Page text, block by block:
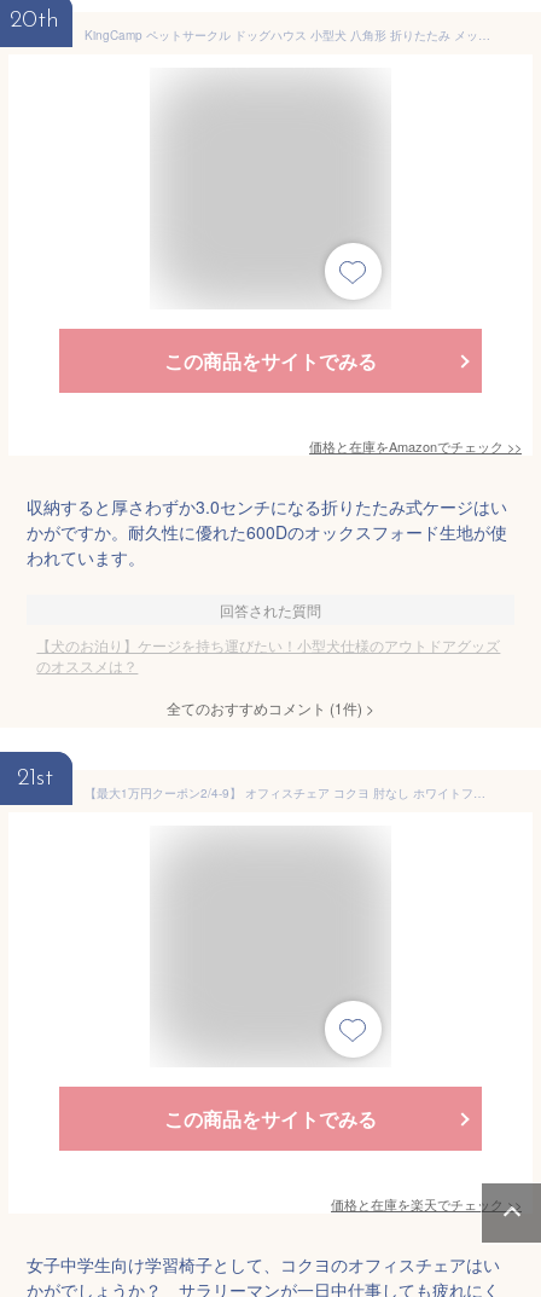
20th
KingCamp ペットサークル ドッグハウス 小型犬 八角形 折りたたみ メッシュサークル 猫 犬 兼用 プレイサークル ペットケージ 軽量 持ち運び 室内 アウトドア キャンプ お出かけ用品 幅広74 cm 高43 cm S
この商品をサイトでみる
価格と在庫をAmazonでチェック >>
収納すると厚さわずか3.0センチになる折りたたみ式ケージはい
かがですか。耐久性に優れた600Dのオックスフォード生地が使
われています。
回答された質問
【犬のお泊り】ケージを持ち運びたい！小型犬仕様のアウトドアグッズ
のオススメは？
全てのおすすめコメント (1件) >
21st
【最大1万円クーポン2/4-9】 オフィスチェア コクヨ 肘なし ホワイトフレーム デスクチェア パソコンチェア 事務椅子 ワークチェア 在宅ワーク 腰痛対策 イス エントリー2 CCR-ET2P303M-WN
この商品をサイトでみる
価格と在庫を楽天でチェック >>
女子中学生向け学習椅子として、コクヨのオフィスチェアはい
かがでしょうか？ サラリーマンが一日中仕事しても疲れにく